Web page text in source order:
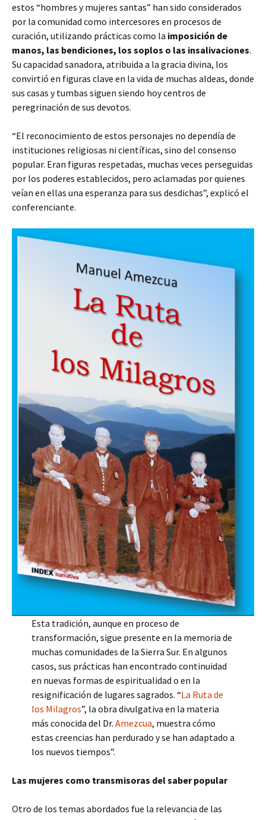
estos “hombres y mujeres santas” han sido considerados
por la comunidad como intercesores en procesos de
curación, utilizando prácticas como la imposición de
manos, las bendiciones, los soplos o las insalivaciones.
Su capacidad sanadora, atribuida a la gracia divina, los
convirtió en figuras clave en la vida de muchas aldeas, donde
sus casas y tumbas siguen siendo hoy centros de
peregrinación de sus devotos.
“El reconocimiento de estos personajes no dependía de
instituciones religiosas ni científicas, sino del consenso
popular. Eran figuras respetadas, muchas veces perseguidas
por los poderes establecidos, pero aclamadas por quienes
veían en ellas una esperanza para sus desdichas”, explicó el
conferenciante.
Esta tradición, aunque en proceso de
transformación, sigue presente en la memoria de
muchas comunidades de la Sierra Sur. En algunos
casos, sus prácticas han encontrado continuidad
en nuevas formas de espiritualidad o en la
resignificación de lugares sagrados. “La Ruta de
los Milagros”, la obra divulgativa en la materia
más conocida del Dr. Amezcua, muestra cómo
estas creencias han perdurado y se han adaptado a
los nuevos tiempos”.
Las mujeres como transmisoras del saber popular
Otro de los temas abordados fue la relevancia de las